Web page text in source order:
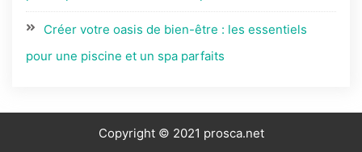
Créer votre oasis de bien-être : les essentiels
pour une piscine et un spa parfaits
Copyright © 2021 prosca.net